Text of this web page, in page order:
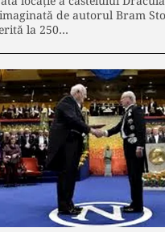
de autorul Bram
la 250…